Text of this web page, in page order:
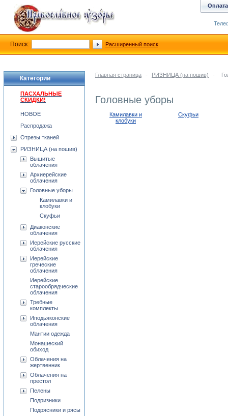
Главная страница - РИЗНИЦА (на пошив) -
Головные уборы
Камилавки и
клобуки
Скуфьи
Категории
ПАСХАЛЬНЫЕ
СКИДКИ!
НОВОЕ
Распродажа
Отрезы тканей
РИЗНИЦА (на пошив)
Вышитые
облачения
Архиерейские
облачения
Головные уборы
Камилавки и
клобуки
Скуфьи
Диаконские
облачения
Иерейские русские
облачения
Иерейские
греческие
облачения
Иерейские
старообрядческие
облачения
Требные
комплекты
Иподьяконские
облачения
Мантии одежда
Монашеский
обиход
Облачения на
жертвенник
Облачения на
престол
Пелены
Подризники
Подрясники и рясы
Оплата
Поиск: Расширенный поиск